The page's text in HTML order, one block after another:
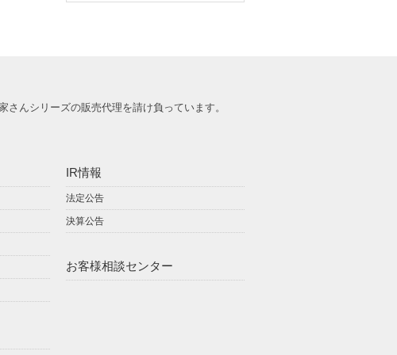
んシリーズの販売代理を請け負っています。
IR情報
法定公告
決算公告
お客様相談センター